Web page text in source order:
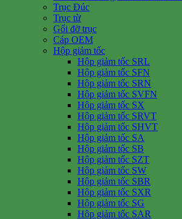
Trục Đúc
Trục từ
Gối đỡ trục
Cáp OEM
Hộp giảm tốc
Hộp giảm tốc SRL
Hộp giảm tốc SFN
Hộp giảm tốc SRN
Hộp giảm tốc SVFN
Hộp giảm tốc SX
Hộp giảm tốc SRVT
Hộp giảm tốc SHVT
Hộp giảm tốc SA
Hộp giảm tốc SB
Hộp giảm tốc SZT
Hộp giảm tốc SW
Hộp giảm tốc SBR
Hộp giảm tốc SXR
Hộp giảm tốc SG
Hộp giảm tốc SAR